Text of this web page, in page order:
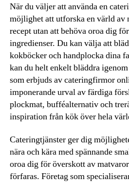
När du väljer att använda en
möjlighet att utforska en värld av
recept utan att behöva oroa dig
ingredienser. Du kan välja att
kokböcker och handplocka dina
kan du helt enkelt bläddra
som erbjuds av cateringfirmor
imponerande urval av färdiga
plockmat, bufféalternativ och
inspiration från kök över hela
Cateringtjänster ger dig
nära och kära med spännande
oroa dig för överskott av
förfaras. Företag som